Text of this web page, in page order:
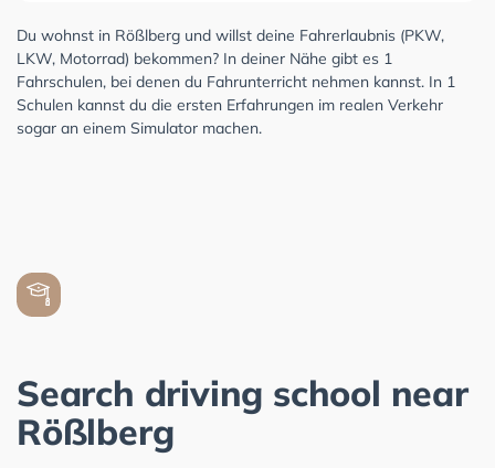
Du wohnst in Rößlberg und willst deine Fahrerlaubnis (PKW,
LKW, Motorrad) bekommen? In deiner Nähe gibt es 1
Fahrschulen, bei denen du Fahrunterricht nehmen kannst. In 1
Schulen kannst du die ersten Erfahrungen im realen Verkehr
sogar an einem Simulator machen.
Search driving school near
Rößlberg